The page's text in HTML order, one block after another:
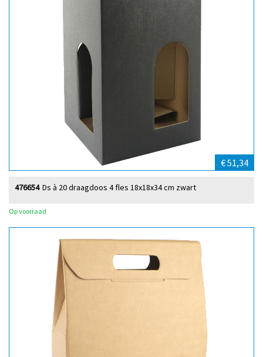
€ 51,34
Ds à 20 draagdoos 4 fles 18x18x34 cm zwart
476654
Op voorraad